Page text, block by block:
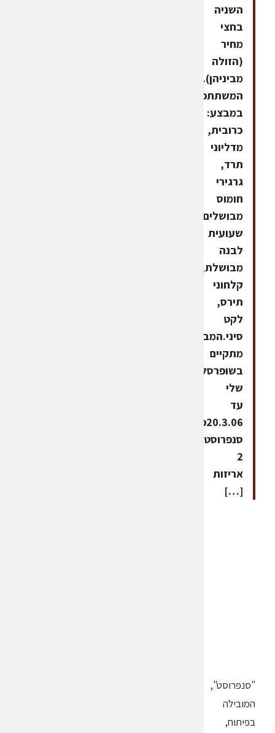
השניה
בחצי
מחיר
(הזולה
מביניהן).המוצרים
המשתתפים
במבצע:
כרובית,
מדליוני
תרד,
גרגירי
חומוס
מבושלים,
שעועית
לבנה
מבושלת,
קלחוני
תירס,
לקט
סיני.המבצע
מתקיים
בשופרסל
שלי
עד
20.3.06פעמיים
סנפרוסטקונים
2
אריזות
[…]
"סנפרוסט",
המובילה
בפיתוח,